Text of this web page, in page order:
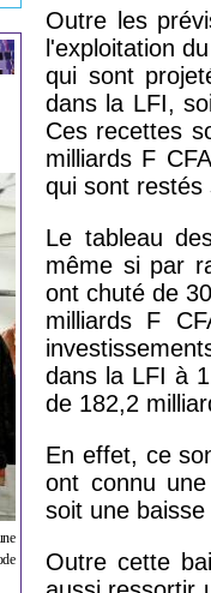
Outre les
l'exploitation
qui sont
dans la LFI,
Ces recettes
milliards F
qui sont restés
Le tableau
même si par
ont chuté de
milliards F
dans la LFI à
de 182,2
En effet, ce
ont connu
soit une
Outre cette